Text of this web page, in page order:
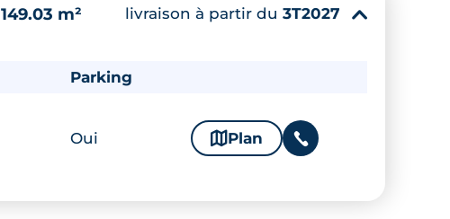
149.03 m² livraison à partir du 3T2027 ▾
Parking
Oui 🗞 Plan 📞